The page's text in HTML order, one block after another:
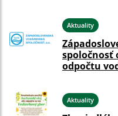
Aktuality
spoločnosť
odpočtu
Aktuality